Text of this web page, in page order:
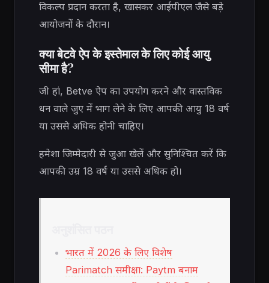
विकल्प प्रदान करता है, खासकर आईपीएल जैसे बड़े
आयोजनों के दौरान।
क्या बेटवे ऐप के इस्तेमाल के लिए कोई आयु
सीमा है?
जी हां, Betve ऐप का उपयोग करने और वास्तविक
धन वाले जुए में भाग लेने के लिए आपकी आयु 18 वर्ष
या उससे अधिक होनी चाहिए।
हमेशा जिम्मेदारी से जुआ खेलें और सुनिश्चित करें कि
आपकी उम्र 18 वर्ष या उससे अधिक हो।
भारत में 2026 के लिए विशेष
Parimatch समीक्षा: Paytm बनाम